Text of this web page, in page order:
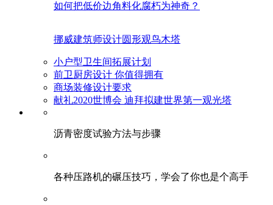
如何把低价边角料化腐朽为神奇？
挪威建筑师设计圆形观鸟木塔
小户型卫生间拓展计划
前卫厨房设计 你值得拥有
商场装修设计要求
献礼2020世博会 迪拜拟建世界第一观光塔
​沥青密度试验方法与步骤
各种压路机的碾压技巧，学会了你也是个高手